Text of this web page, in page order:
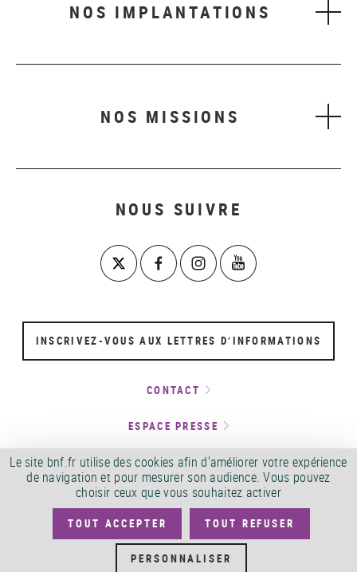
NOS IMPLANTATIONS
NOS MISSIONS
NOUS SUIVRE
INSCRIVEZ-VOUS AUX LETTRES D’INFORMATIONS
CONTACT
ESPACE PRESSE
LOCATION D’ESPACES ET TOURNAGES
SERVICE ACCEO
Le site bnf.fr utilise des cookies afin d'améliorer votre expérience
de navigation et pour mesurer son audience. Vous pouvez
choisir ceux que vous souhaitez activer
TOUT ACCEPTER TOUT REFUSER
PERSONNALISER